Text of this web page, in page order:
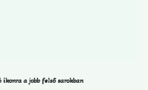
a jobb felső sarokban